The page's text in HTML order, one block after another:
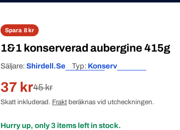
Spara 8 kr
1&1 konserverad aubergine 415g
Säljare: Shirdell.se Typ: Konserv
Rabatterat
pris
37 kr
Normal
pris
45 kr
Skatt inkluderad. Frakt beräknas vid utcheckningen.
Hurry up, only3 items left in stock.